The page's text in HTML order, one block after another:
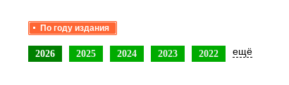
По году издания
2026 2025 2024 2023 2022 ещё